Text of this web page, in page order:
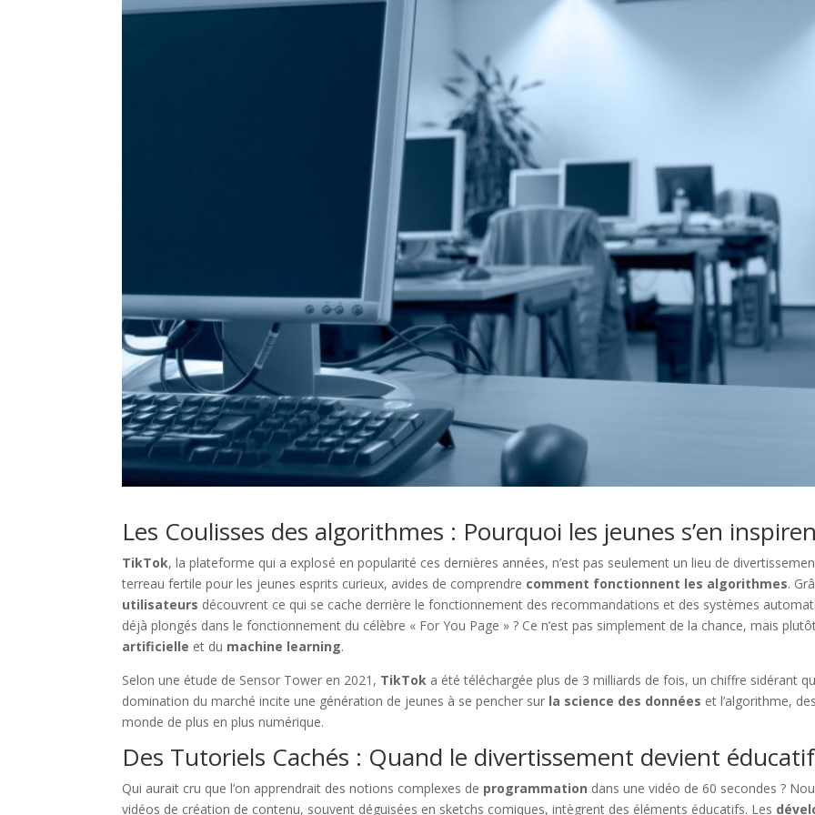
Les Coulisses des algorithmes : Pourquoi les jeunes s’en
TikTok, la plateforme qui a explosé en popularité ces dernières années, n’est pas seulement un lieu de
terreau fertile pour les jeunes esprits curieux, avides de comprendre comment fonctionnent les algorithmes.
utilisateurs découvrent ce qui se cache derrière le fonctionnement des recommandations et des systèmes
déjà plongés dans le fonctionnement du célèbre « For You Page » ? Ce n’est pas simplement de la chance, mais
artificielle et du machine learning.
Selon une étude de Sensor Tower en 2021, TikTok a été téléchargée plus de 3 milliards de fois, un chiffre sidérant
domination du marché incite une génération de jeunes à se pencher sur la science des données et l’algorithme,
monde de plus en plus numérique.
Des Tutoriels Cachés : Quand le divertissement devient éducatif
Qui aurait cru que l’on apprendrait des notions complexes de programmation dans une vidéo de 60 secondes ?
vidéos de création de contenu, souvent déguisées en sketchs comiques, intègrent des éléments éducatifs. Les